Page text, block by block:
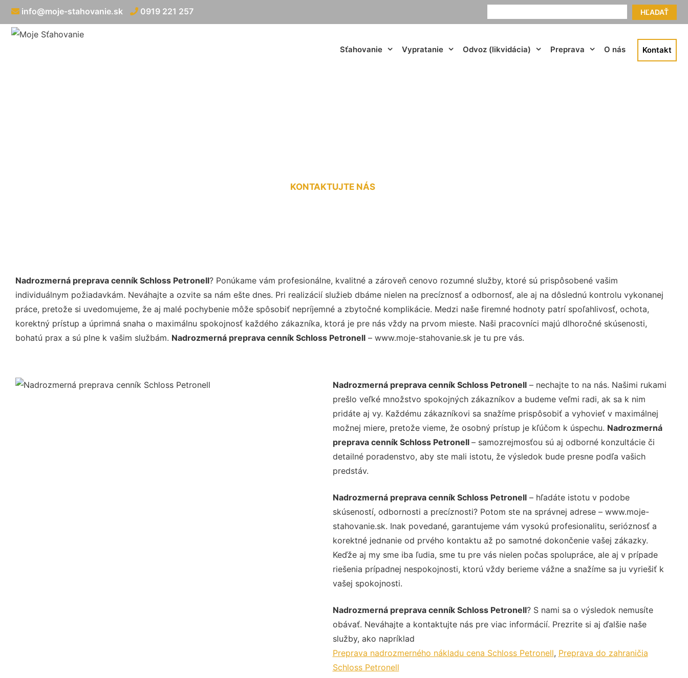
HĽADAŤ
info@moje-stahovanie.sk 0919 221 257
Sťahovanie Vypratanie Odvoz (likvidácia) Preprava O nás Kontakt
KONTAKTUJTE NÁS
Nadrozmerná preprava cenník Schloss Petronell? Ponúkame vám profesionálne, kvalitné a zároveň cenovo rozumné služby, ktoré sú prispôsobené vašim
individuálnym požiadavkám. Neváhajte a ozvite sa nám ešte dnes. Pri realizácií služieb dbáme nielen na precíznosť a odbornosť, ale aj na dôslednú kontrolu vykonanej
práce, pretože si uvedomujeme, že aj malé pochybenie môže spôsobiť nepríjemné a zbytočné komplikácie. Medzi naše firemné hodnoty patrí spoľahlivosť, ochota,
korektný prístup a úprimná snaha o maximálnu spokojnosť každého zákazníka, ktorá je pre nás vždy na prvom mieste. Naši pracovníci majú dlhoročné skúsenosti,
bohatú prax a sú plne k vašim službám. Nadrozmerná preprava cenník Schloss Petronell – www.moje-stahovanie.sk je tu pre vás.
Nadrozmerná preprava cenník Schloss Petronell– nechajte to na nás. Našimi rukami
prešlo veľké množstvo spokojných zákazníkov a budeme veľmi radi, ak sa k nim
pridáte aj vy. Každému zákazníkovi sa snažíme prispôsobiť a vyhovieť v maximálnej
možnej miere, pretože vieme, že osobný prístup je kľúčom k úspechu. Nadrozmerná
preprava cenník Schloss Petronell – samozrejmosťou sú aj odborné konzultácie či
detailné poradenstvo, aby ste mali istotu, že výsledok bude presne podľa vašich
predstáv.
Nadrozmerná preprava cenník Schloss Petronell– hľadáte istotu v podobe
skúseností, odbornosti a precíznosti? Potom ste na správnej adrese – www.moje-
stahovanie.sk. Inak povedané, garantujeme vám vysokú profesionalitu, serióznosť a
korektné jednanie od prvého kontaktu až po samotné dokončenie vašej zákazky.
Keďže aj my sme iba ľudia, sme tu pre vás nielen počas spolupráce, ale aj v prípade
riešenia prípadnej nespokojnosti, ktorú vždy berieme vážne a snažíme sa ju vyriešiť k
vašej spokojnosti.
Nadrozmerná preprava cenník Schloss Petronell? S nami sa o výsledok nemusíte
obávať. Neváhajte a kontaktujte nás pre viac informácií. Prezrite si aj ďalšie naše
služby, ako napríklad
Preprava nadrozmerného nákladu cena Schloss Petronell, Preprava do zahraničia
Schloss Petronell